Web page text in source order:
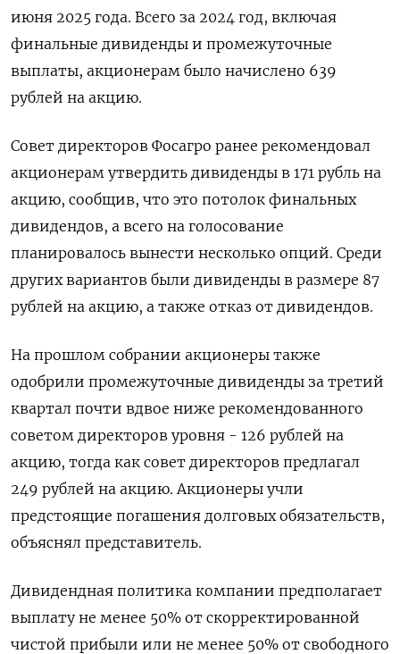
июня 2025 года. Всего за 2024 год, включая
финальные дивиденды и промежуточные
выплаты, акционерам было начислено 639
рублей на акцию.
Совет директоров Фосагро ранее рекомендовал
акционерам утвердить дивиденды в 171 рубль на
акцию, сообщив, что это потолок финальных
дивидендов, а всего на голосование
планировалось вынести несколько опций. Среди
других вариантов были дивиденды в размере 87
рублей на акцию, а также отказ от дивидендов.
На прошлом собрании акционеры также
одобрили промежуточные дивиденды за третий
квартал почти вдвое ниже рекомендованного
советом директоров уровня - 126 рублей на
акцию, тогда как совет директоров предлагал
249 рублей на акцию. Акционеры учли
предстоящие погашения долговых обязательств,
объяснял представитель.
Дивидендная политика компании предполагает
выплату не менее 50% от скорректированной
чистой прибыли или не менее 50% от свободного